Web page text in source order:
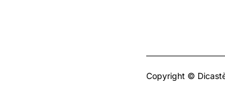
Copyright ©